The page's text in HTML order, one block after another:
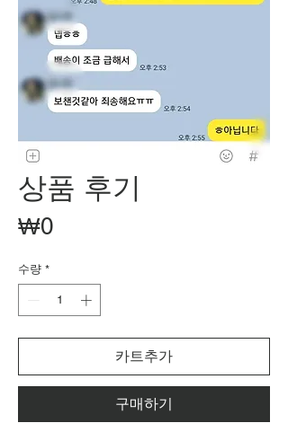
상품 후기
₩0가
수량 *
카트추가
구매하기